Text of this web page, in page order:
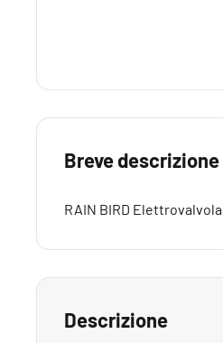
Breve descrizione
RAIN BIRD Elettrovalvola
Descrizione